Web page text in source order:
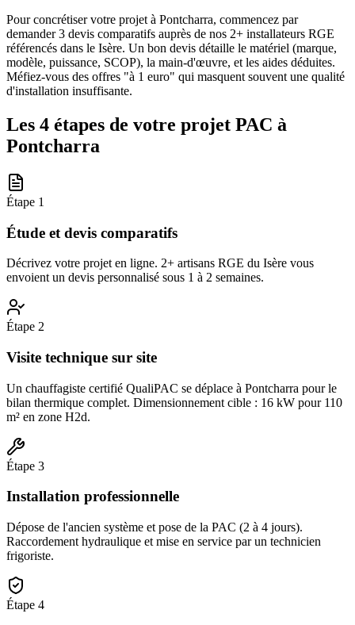
Pour concrétiser votre projet à Pontcharra, commencez par
demander 3 devis comparatifs auprès de nos 2+ installateurs RGE
référencés dans le Isère. Un bon devis détaille le matériel (marque,
modèle, puissance, SCOP), la main-d'œuvre, et les aides déduites.
Méfiez-vous des offres "à 1 euro" qui masquent souvent une qualité
d'installation insuffisante.
Les 4 étapes de votre projet PAC à
Pontcharra
Étape 1
Étude et devis comparatifs
Décrivez votre projet en ligne. 2+ artisans RGE du Isère vous
envoient un devis personnalisé sous 1 à 2 semaines.
Étape 2
Visite technique sur site
Un chauffagiste certifié QualiPAC se déplace à Pontcharra pour le
bilan thermique complet. Dimensionnement cible : 16 kW pour 110
m² en zone H2d.
Étape 3
Installation professionnelle
Dépose de l'ancien système et pose de la PAC (2 à 4 jours).
Raccordement hydraulique et mise en service par un technicien
frigoriste.
Étape 4